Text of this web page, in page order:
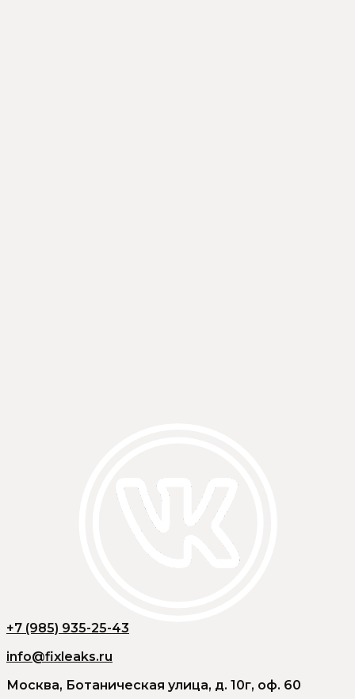
+7 (985) 935-25-43
info@fixleaks.ru
Москва, Ботаническая улица, д. 10г, оф. 60